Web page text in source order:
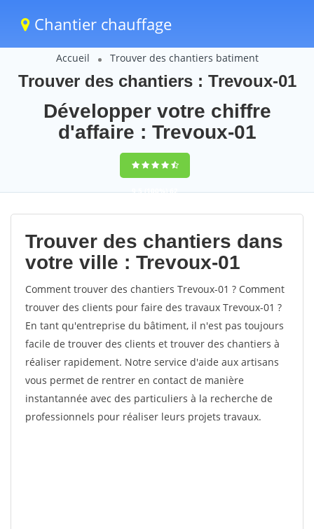
Chantier chauffage
Accueil Trouver des chantiers batiment
Trouver des chantiers : Trevoux-01
Développer votre chiffre
d'affaire : Trevoux-01
9,5(100%)62
votes
Trouver des chantiers dans
votre ville : Trevoux-01
Comment trouver des chantiers Trevoux-01 ? Comment
trouver des clients pour faire des travaux Trevoux-01 ?
En tant qu'entreprise du bâtiment, il n'est pas toujours
facile de trouver des clients et trouver des chantiers à
réaliser rapidement. Notre service d'aide aux artisans
vous permet de rentrer en contact de manière
instantannée avec des particuliers à la recherche de
professionnels pour réaliser leurs projets travaux.